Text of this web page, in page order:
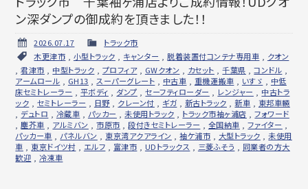
ン深ダンプの御成約を頂きました！！
2026.07.17
トラック市
木更津市
小型トラック キャンター ,脱着装置付コンテナ専用車
クオン
,君津市 中型トラック プロフィア, GWクオン カセット ,千葉県 ,コンドル
アームロール
GH13 スーパーグレート 中古車 重機運搬車 いすゞ
中低
床セミトレーラー
平ボディ ダンプ ,セーフティローダー レンジャー
中古トラ
ック
セミトレーラー 日野 クレーン付 ギガ 新古トラック ,新車
東邦車輛
デュトロ 冷蔵車 パッカー ,未使用トラック トラック市袖ヶ浦店 ,フォワード
,塵芥車 アルミバン ,市原市 ,段付きセミトレーラー 全国納車 ,ファイター
パッカー車
パネルバン 東京湾アクアライン ,袖ケ浦市 大型トラック ,未使用
車
東京ドイツ村 エルフ 富津市 UDトラックス 三菱ふそう
同業者の方大
歓迎
冷凍車